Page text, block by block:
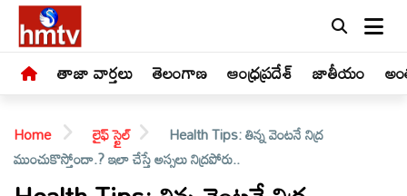
తాజా వార్తలు తెలంగాణ ఆంధ్రప్రదేశ్ జాతీయం
Home లైఫ్ స్టైల్
Health Tips: తిన్న వెంటనే నిద్ర
ముంచుకొస్తోందా.? ఇలా చేస్తే అస్సలు నిద్రపోరు..